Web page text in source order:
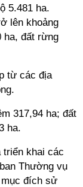
5.481 ha.
lên khoảng
ha, đất rừng
từ các địa
317,94 ha; đất
ha.
khai các
Thường vụ
đích sử